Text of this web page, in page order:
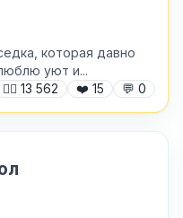
которая давно
уют и...
🙍‍♂️ 13 562 ❤️ 15 💬 0